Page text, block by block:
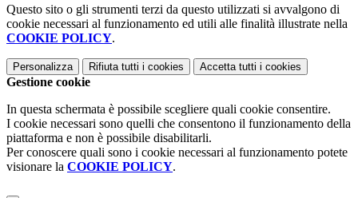
Questo sito o gli strumenti terzi da questo utilizzati si avvalgono di
cookie necessari al funzionamento ed utili alle finalità illustrate nella
COOKIE POLICY.
Personalizza Rifiuta tutti i cookies Accetta tutti i cookies
Gestione cookie
In questa schermata è possibile scegliere quali cookie consentire.
I cookie necessari sono quelli che consentono il funzionamento della
piattaforma e non è possibile disabilitarli.
Per conoscere quali sono i cookie necessari al funzionamento potete
visionare la COOKIE POLICY.